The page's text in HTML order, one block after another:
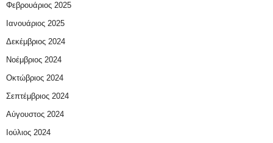
Φεβρουάριος 2025
Ιανουάριος 2025
Δεκέμβριος 2024
Νοέμβριος 2024
Οκτώβριος 2024
Σεπτέμβριος 2024
Αύγουστος 2024
Ιούλιος 2024